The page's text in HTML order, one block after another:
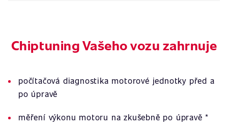
Chiptuning Vašeho vozu zahrnuje
počítačová diagnostika motorové jednotky před a
po úpravě
měření výkonu motoru na zkušebně po úpravě *